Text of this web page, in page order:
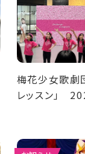
梅花少女歌劇
レッスン」